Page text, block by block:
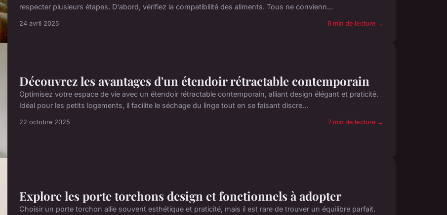
respecter plusieurs étapes. D'abord, vérifiez la compatibilité des aliments. Tous ne convienn...
24 avril 2025 6 min de lecture →
Découvrez les avantages d'un étendoir rétractable contemporain
Optimisez votre espace de vie avec un étendoir rétractable contemporain, alliant design élégant et praticité.
Idéal pour les petits logements, il facilite le séchage du linge tout en se faisant discre...
22 octobre 2025 7 min de lecture →
Explore les porte torchons design et fonctionnels à adopter
Choisir un porte torchon allie souvent esthétique et praticité, mais il est rare de trouver un équilibre parfait.